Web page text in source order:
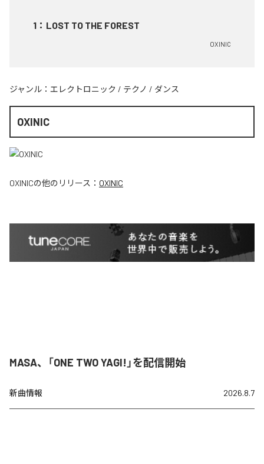
1 ： LOST TO THE FOREST
OXINIC
ジャンル： エレクトロニック / テクノ / ダンス
OXINIC
OXINICの他のリリース： OXINIC
MASA、「ONE TWO YAGI!」を配信開始
新曲情報 2026.8.7